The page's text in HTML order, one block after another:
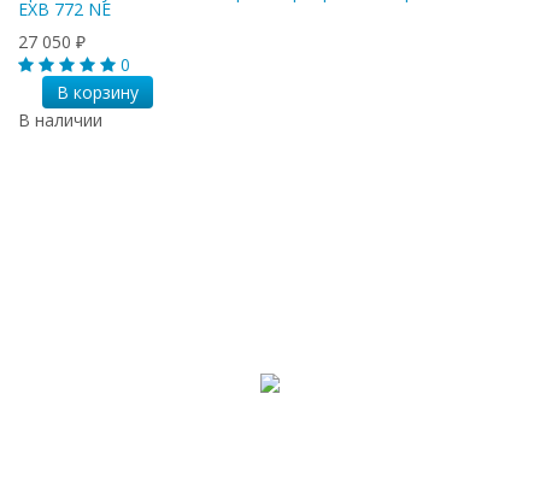
EXB 772 NE
27 050 ₽
0
В корзину
В наличии